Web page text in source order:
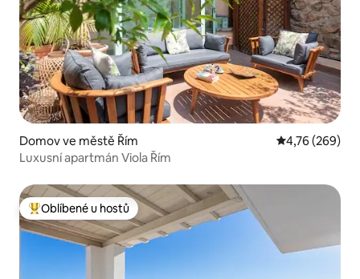
Domov ve městě Řím Průměrné
4,76 (269)
Luxusní apartmán Viola Řím
Nejlepší v kategorii Oblíbené u hostů
Oblíbené u hostů